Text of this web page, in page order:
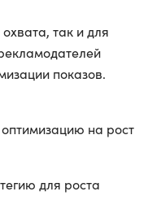
так и для
показов.
на рост
для роста